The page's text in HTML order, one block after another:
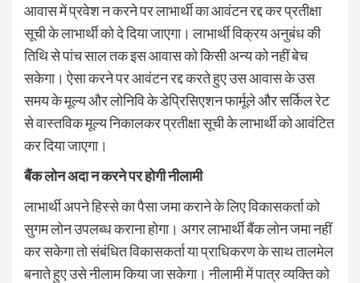
आवास में प्रवेश न करने पर लाभार्थी का आवंटन रद्द कर प्रतीक्षा
सूची के लाभार्थी को दे दिया जाएगा। लाभार्थी विक्रय अनुबंध की
तिथि से पांच साल तक इस आवास को किसी अन्य को नहीं बेच
सकेगा। ऐसा करने पर आवंटन रद्द करते हुए उस आवास के उस
समय के मूल्य और लोनिवि के डेप्रिसिएशन फार्मूले और सर्किल रेट
से वास्तविक मूल्य निकालकर प्रतीक्षा सूची के लाभार्थी को आवंटित
कर दिया जाएगा।
बैंक लोन अदा न करने पर होगी नीलामी
लाभार्थी अपने हिस्से का पैसा जमा कराने के लिए विकासकर्ता को
सुगम लोन उपलब्ध कराना होगा। अगर लाभार्थी बैंक लोन जमा नहीं
कर सकेगा तो संबंधित विकासकर्ता या प्राधिकरण के साथ तालमेल
बनाते हुए उसे नीलाम किया जा सकेगा। नीलामी में पात्र व्यक्ति को